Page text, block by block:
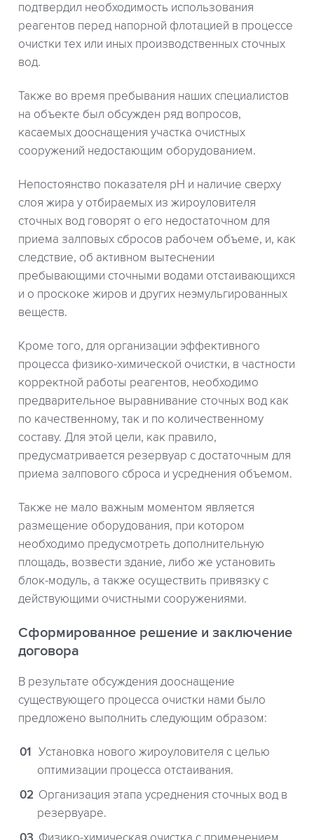
подтвердил необходимость использования
реагентов перед напорной флотацией в процессе
очистки тех или иных производственных сточных
вод.
Также во время пребывания наших специалистов
на объекте был обсужден ряд вопросов,
касаемых дооснащения участка очистных
сооружений недостающим оборудованием.
Непостоянство показателя рН и наличие сверху
слоя жира у отбираемых из жироуловителя
сточных вод говорят о его недостаточном для
приема залповых сбросов рабочем объеме, и, как
следствие, об активном вытеснении
пребывающими сточными водами отстаивающихся
и о проскоке жиров и других неэмульгированных
веществ.
Кроме того, для организации эффективного
процесса физико-химической очистки, в частности
корректной работы реагентов, необходимо
предварительное выравнивание сточных вод как
по качественному, так и по количественному
составу. Для этой цели, как правило,
предусматривается резервуар с достаточным для
приема залпового сброса и усреднения объемом.
Также не мало важным моментом является
размещение оборудования, при котором
необходимо предусмотреть дополнительную
площадь, возвести здание, либо же установить
блок-модуль, а также осуществить привязку с
действующими очистными сооружениями.
Сформированное решение и заключение
договора
В результате обсуждения дооснащение
существующего процесса очистки нами было
предложено выполнить следующим образом:
Установка нового жироуловителя с целью
оптимизации процесса отстаивания.
Организация этапа усреднения сточных вод в
резервуаре.